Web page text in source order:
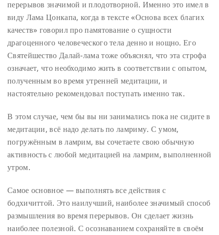
перерывов значимой и плодотворной. Именно это имел в
виду Лама Цонкапа, когда в тексте «Основа всех благих
качеств» говорил про памятование о сущности
драгоценного человеческого тела денно и нощно. Его
Святейшество Далай-лама тоже объяснял, что эта строфа
означает, что необходимо жить в соответствии с опытом,
полученным во время утренней медитации, и
настоятельно рекомендовал поступать именно так.
В этом случае, чем бы вы ни занимались пока не сидите в
медитации, всё надо делать по ламриму. С умом,
погружённым в ламрим, вы сочетаете свою обычную
активность с любой медитацией на ламрим, выполненной
утром.
Самое основное — выполнять все действия с
бодхичиттой. Это наилучший, наиболее значимый способ
размышления во время перерывов. Он сделает жизнь
наиболее полезной. С осознаванием сохраняйте в своём